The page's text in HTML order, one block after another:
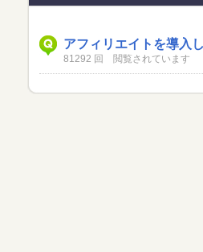
アフィリエイトを導入
81292 回 閲覧されています